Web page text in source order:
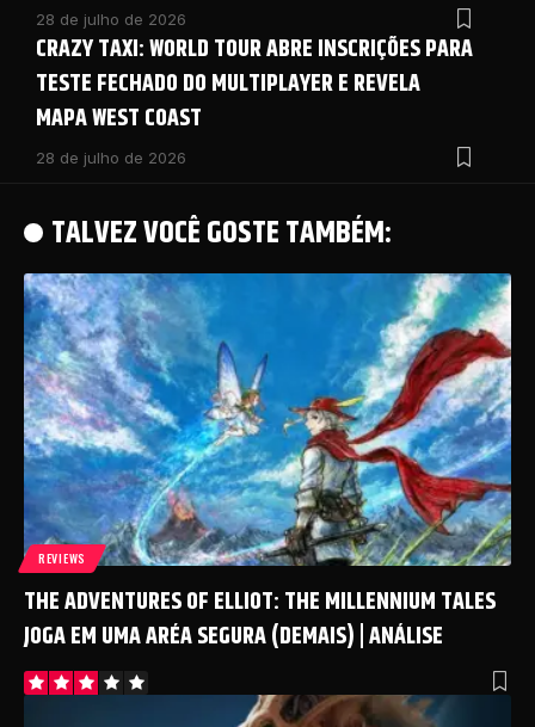
28 de julho de 2026
CRAZY TAXI: WORLD TOUR ABRE INSCRIÇÕES PARA
TESTE FECHADO DO MULTIPLAYER E REVELA
MAPA WEST COAST
28 de julho de 2026
TALVEZ VOCÊ GOSTE TAMBÉM:
REVIEWS
THE ADVENTURES OF ELLIOT: THE MILLENNIUM TALES
JOGA EM UMA ARÉA SEGURA (DEMAIS) | ANÁLISE